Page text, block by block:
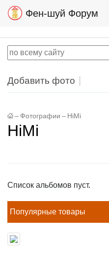
Фен-шуй Форум
Добавить фото
– Фотографии – HiMi
HiMi
Список альбомов пуст.
Популярные товары